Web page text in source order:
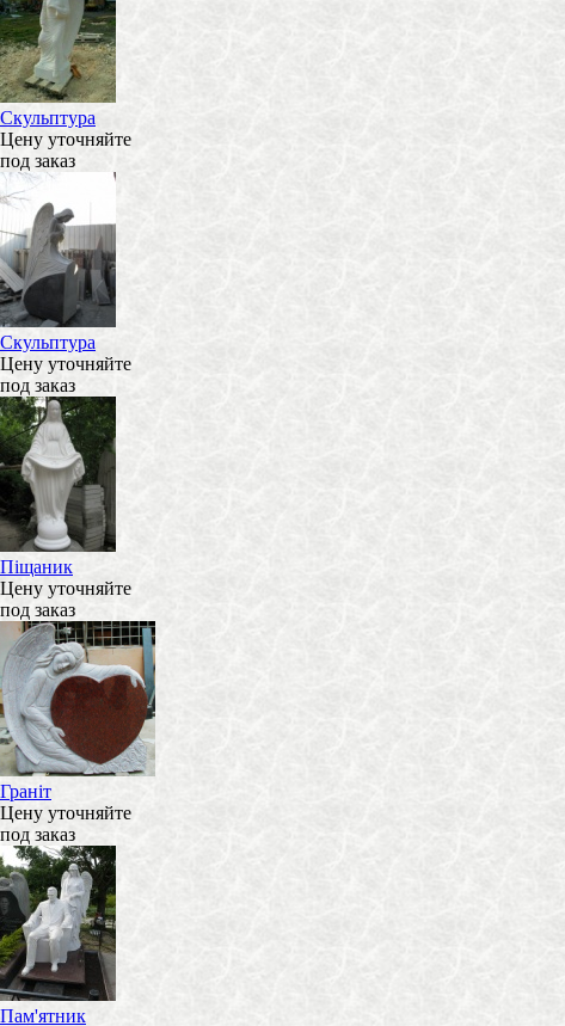
Скульптура
Цену уточняйте
под заказ
Скульптура
Цену уточняйте
под заказ
Піщаник
Цену уточняйте
под заказ
Граніт
Цену уточняйте
под заказ
Пам'ятник